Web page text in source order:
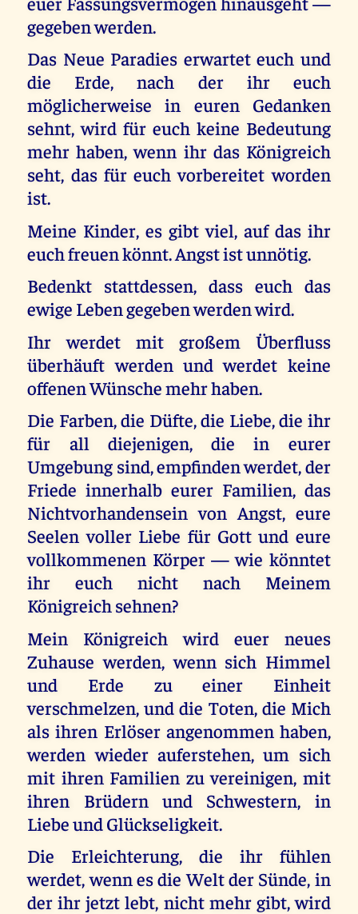
gegeben werden.
Das Neue Paradies erwartet euch und
die Erde, nach der ihr euch
möglicherweise in euren Gedanken
sehnt, wird für euch keine Bedeutung
mehr haben, wenn ihr das Königreich
seht, das für euch vorbereitet worden
ist.
Meine Kinder, es gibt viel, auf das ihr
euch freuen könnt. Angst ist unnötig.
Bedenkt stattdessen, dass euch das
ewige Leben gegeben werden wird.
Ihr werdet mit großem Überfluss
überhäuft werden und werdet keine
offenen Wünsche mehr haben.
Die Farben, die Düfte, die Liebe, die ihr
für all diejenigen, die in eurer
Umgebung sind, empfinden werdet, der
Friede innerhalb eurer Familien, das
Nichtvorhandensein von Angst, eure
Seelen voller Liebe für Gott und eure
vollkommenen Körper — wie könntet
ihr euch nicht nach Meinem
Königreich sehnen?
Mein Königreich wird euer neues
Zuhause werden, wenn sich Himmel
und Erde zu einer Einheit
verschmelzen, und die Toten, die Mich
als ihren Erlöser angenommen haben,
werden wieder auferstehen, um sich
mit ihren Familien zu vereinigen, mit
ihren Brüdern und Schwestern, in
Liebe und Glückseligkeit.
Die Erleichterung, die ihr fühlen
werdet, wenn es die Welt der Sünde, in
der ihr jetzt lebt, nicht mehr gibt, wird